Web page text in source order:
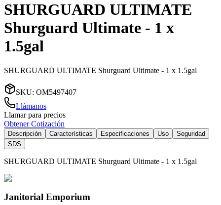
SHURGUARD ULTIMATE
Shurguard Ultimate - 1 x
1.5gal
SHURGUARD ULTIMATE Shurguard Ultimate - 1 x 1.5gal
SKU: OM5497407
Llámanos
Llamar para precios
Obtener Cotización
Descripción Características Especificaciones Uso
Seguridad
SDS
SHURGUARD ULTIMATE Shurguard Ultimate - 1 x 1.5gal
Janitorial Emporium